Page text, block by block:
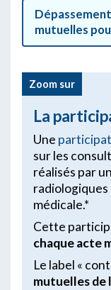
mutuelles
Zoom sur
La
Une
sur les
réalisés par
radiologiques
médicale.*
Cette
chaque acte
Le label «
mutuelles de